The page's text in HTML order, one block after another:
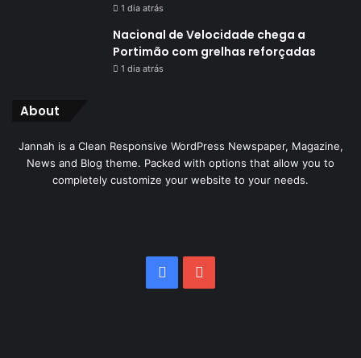
1 dia atrás
Nacional de Velocidade chega a
Portimão com grelhas reforçadas
1 dia atrás
About
Jannah is a Clean Responsive WordPress Newspaper, Magazine,
News and Blog theme. Packed with options that allow you to
completely customize your website to your needs.
Facebook